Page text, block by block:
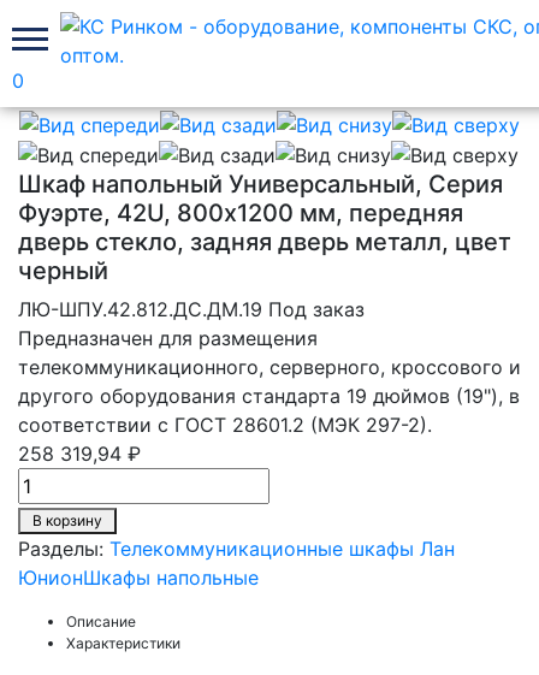
0
Главная
Шкаф напольный Универсальный, Серия
Фуэрте, 42U, 800х1200 мм, передняя
дверь стекло, задняя дверь металл, цвет
черный
ЛЮ-ШПУ.42.812.ДС.ДМ.19 Под заказ
Предназначен для размещения
телекоммуникационного, серверного, кроссового и
другого оборудования стандарта 19 дюймов (19"), в
соответствии с ГОСТ 28601.2 (МЭК 297-2).
258 319,94 ₽
В корзину
Разделы: Телекоммуникационные шкафы Лан
ЮнионШкафы напольные
Описание
Характеристики